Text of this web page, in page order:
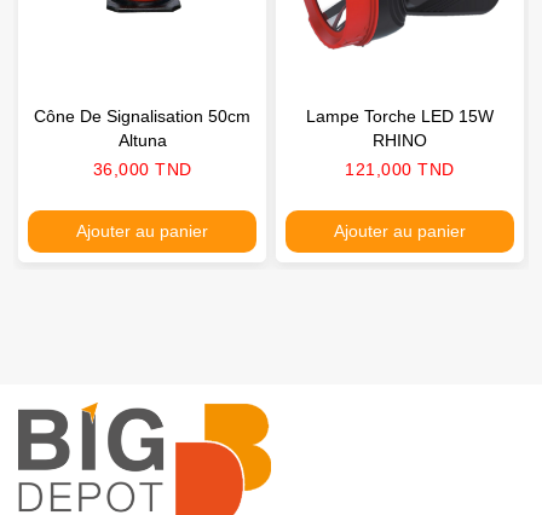
Cône De Signalisation 50cm
Altuna
Prix
36,000 TND
Ajouter au panier
Lampe Torche LED 15W
RHINO
Prix
121,000 TND
Ajouter au panier